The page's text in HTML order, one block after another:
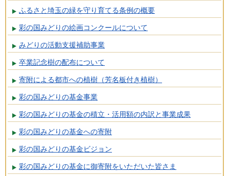
ふるさと埼玉の緑を守り育てる条例の概要
彩の国みどりの絵画コンクールについて
みどりの活動支援補助事業
卒業記念樹の配布について
寄附による都市への植樹（芳名板付き植樹）
彩の国みどりの基金事業
彩の国みどりの基金の積立・活用額の内訳と事業成果
彩の国みどりの基金への寄附
彩の国みどりの基金ビジョン
彩の国みどりの基金に御寄附をいただいた皆さま